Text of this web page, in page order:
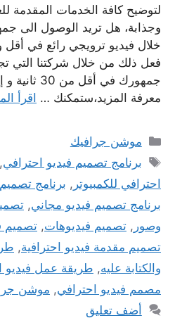
لتوضيح كافة الخدمات المقدمة
وجذابة، هل تريد الوصول الى
خلال فيديو ترويجي رائع في
فعل ذلك من خلال شركتنا التي
جمهورك في
معرفة المزيد،ستمكنك … اقرأ
التصنيفات
موشن جرافيك
الوسوم
برنامج تصميم فيديو احترافي,
احترافي للكمبيوتر , برنامج
برنامج تصميم فيديو مجاني,
وصور , تصميم فيديوهات, تصميم
تصميم مقدمة فيديو احترافية,
والكتابة عليه, طريقة عمل فيديو
مصمم فيديو احترافي, موشن
أضف تعليق